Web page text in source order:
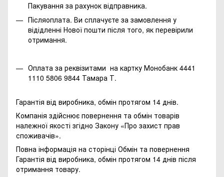
Пакування за рахунок відправника.
Післяоплата. Ви сплачуєте за замовлення у
відідленні Нової пошти після того, як перевірили
отримання.
Оплата за реквізитами на картку Монобанк 4441
1110 5806 9844 Тамара Т.
Гарантія від виробника, обмін протягом 14 днів.
Компанія здійснює повернення та обмін товарів
належної якості згідно Закону «Про захист прав
споживачів».
Повна інформація на сторінці Обмін та повернення
Гарантія від виробника, обмін протягом 14 днів після
отримання товару.